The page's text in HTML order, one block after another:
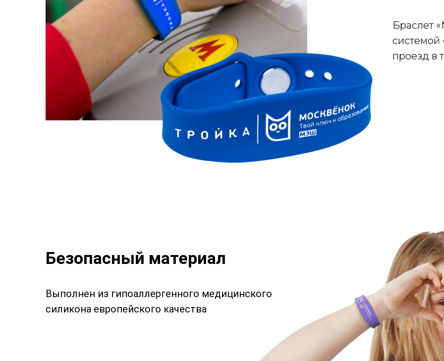
Браслет
системой
проезд в
Выполнен из гипоаллергенного медицинского
силикона европейского качества
Безопасный материал